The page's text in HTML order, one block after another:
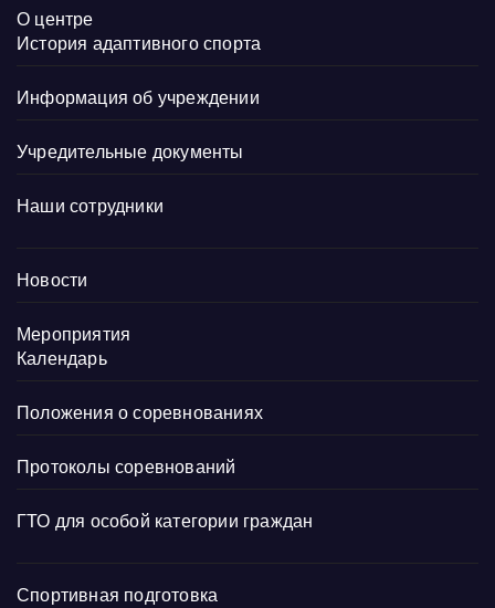
О центре
История адаптивного спорта
Информация об учреждении
Учредительные документы
Наши сотрудники
Новости
Мероприятия
Календарь
Положения о соревнованиях
Протоколы соревнований
ГТО для особой категории граждан
Спортивная подготовка